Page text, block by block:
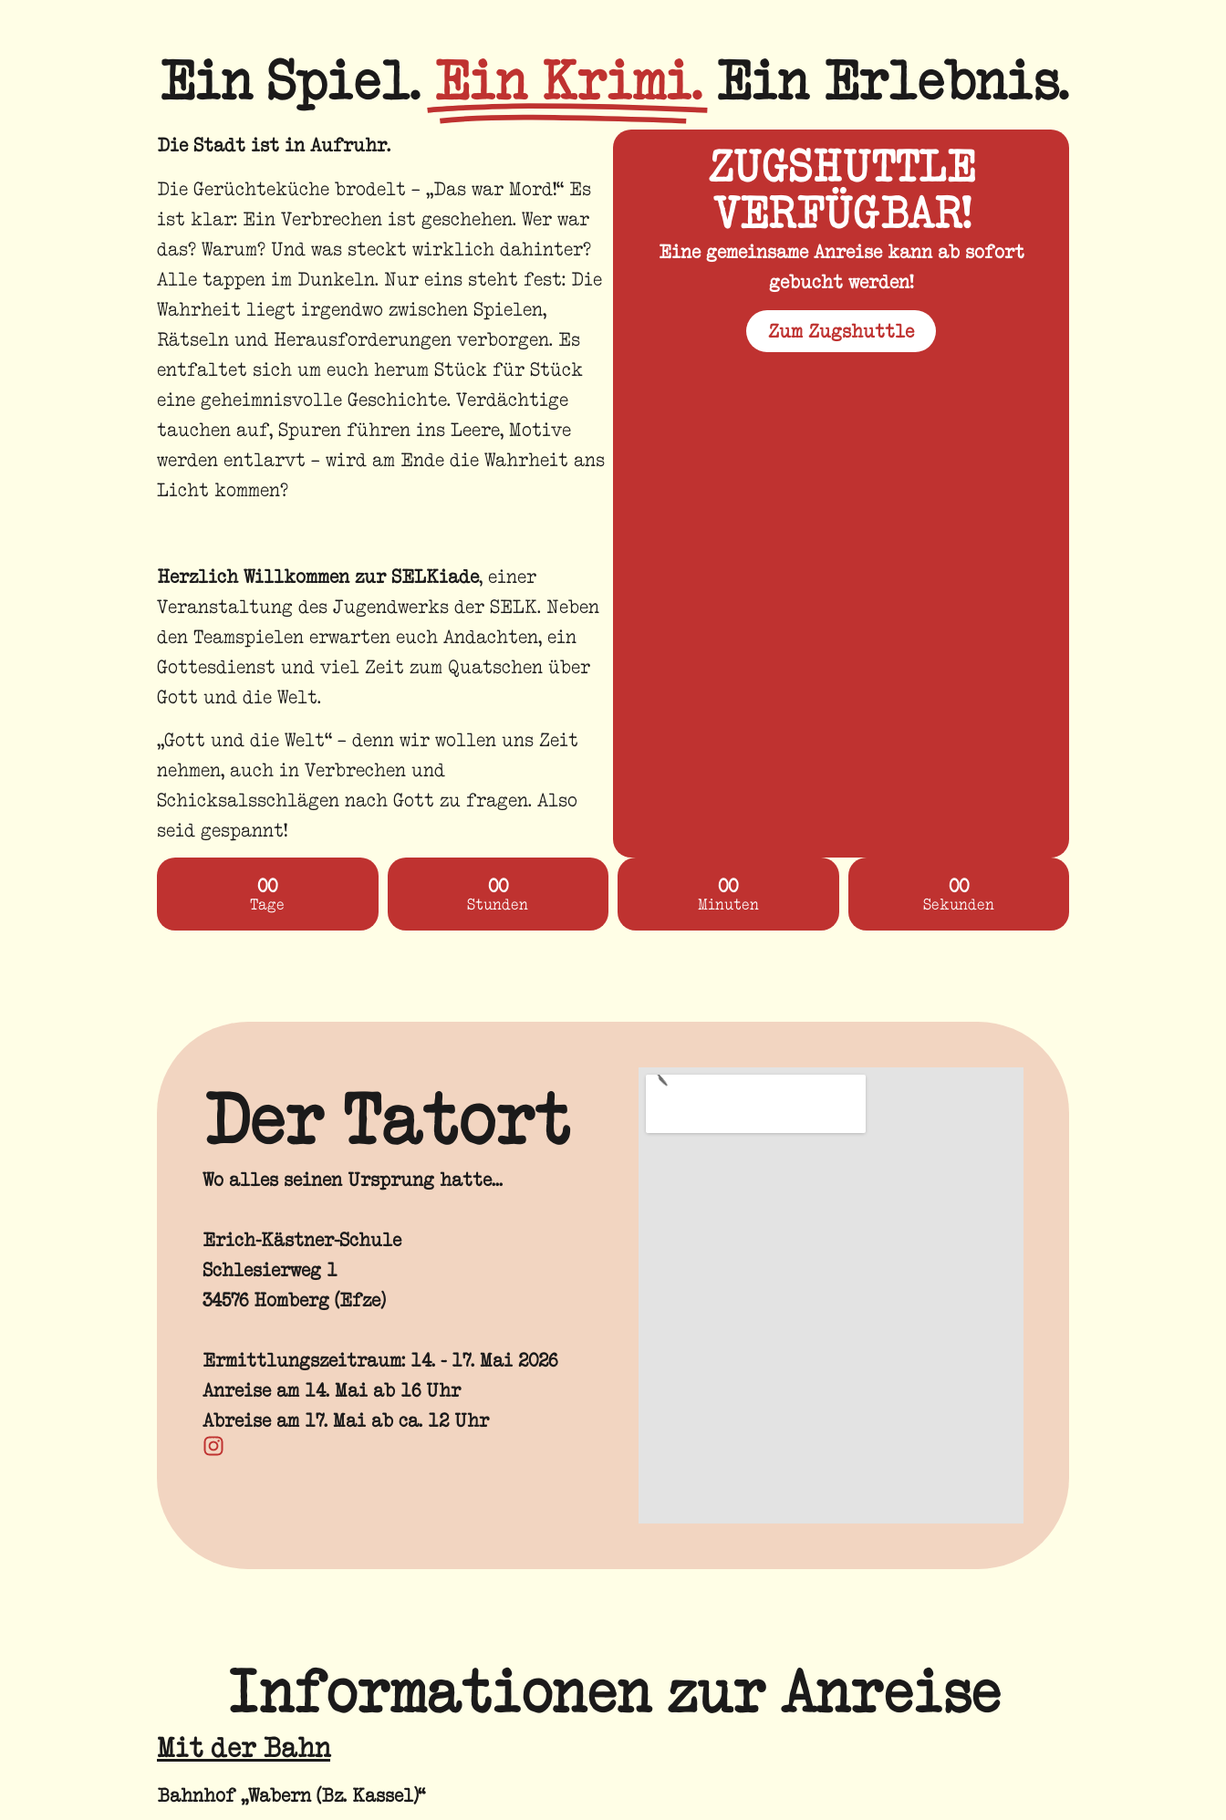
Ein Spiel. Ein Krimi. Ein Erlebnis.
Die Stadt ist in Aufruhr.
Die Gerüchteküche brodelt – „Das war Mord!“ Es
ist klar: Ein Verbrechen ist geschehen. Wer war
das? Warum? Und was steckt wirklich dahinter?
Alle tappen im Dunkeln. Nur eins steht fest: Die
Wahrheit liegt irgendwo zwischen Spielen,
Rätseln und Herausforderungen verborgen. Es
entfaltet sich um euch herum Stück für Stück
eine geheimnisvolle Geschichte. Verdächtige
tauchen auf, Spuren führen ins Leere, Motive
werden entlarvt – wird am Ende die Wahrheit ans
Licht kommen?
Herzlich Willkommen zur SELKiade, einer
Veranstaltung des Jugendwerks der SELK. Neben
den Teamspielen erwarten euch Andachten, ein
Gottesdienst und viel Zeit zum Quatschen über
Gott und die Welt.
„Gott und die Welt“ – denn wir wollen uns Zeit
nehmen, auch in Verbrechen und
Schicksalsschlägen nach Gott zu fragen. Also
seid gespannt!
ZUGSHUTTLE
VERFÜGBAR!
Eine gemeinsame Anreise kann ab sofort
gebucht werden!
Zum Zugshuttle
00
Tage
00
Stunden
00
Minuten
00
Sekunden
Der Tatort
Wo alles seinen Ursprung hatte...
Erich-Kästner-Schule
Schlesierweg 1
34576 Homberg (Efze)
Ermittlungszeitraum: 14. - 17. Mai 2026
Anreise am 14. Mai ab 16 Uhr
Abreise am 17. Mai ab ca. 12 Uhr
Informationen zur Anreise
Mit der Bahn
Bahnhof „Wabern (Bz. Kassel)“